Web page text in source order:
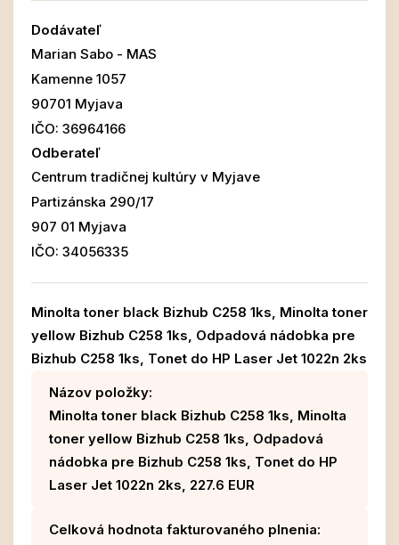
Dodávateľ
Marian Sabo - MAS
Kamenne 1057
90701 Myjava
IČO: 36964166
Odberateľ
Centrum tradičnej kultúry v Myjave
Partizánska 290/17
907 01 Myjava
IČO: 34056335
Minolta toner black Bizhub C258 1ks, Minolta toner
yellow Bizhub C258 1ks, Odpadová nádobka pre
Bizhub C258 1ks, Tonet do HP Laser Jet 1022n 2ks
Názov položky:
Minolta toner black Bizhub C258 1ks, Minolta
toner yellow Bizhub C258 1ks, Odpadová
nádobka pre Bizhub C258 1ks, Tonet do HP
Laser Jet 1022n 2ks, 227.6 EUR
Celková hodnota fakturovaného plnenia: